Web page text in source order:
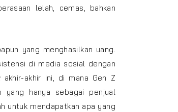
lelah, cemas, bahkan
yang menghasilkan uang.
di media sosial dengan
akhir-akhir ini, di mana Gen Z
yang hanya sebagai penjual
untuk mendapatkan apa yang